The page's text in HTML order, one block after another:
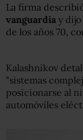
La firma
vanguardia y
de los años 70,
Kalashnikov
"sistemas
posicionarse al
automóviles